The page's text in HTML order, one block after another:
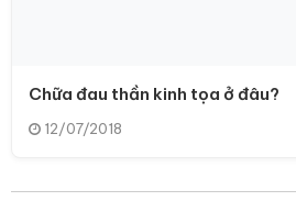
Chữa đau thần kinh tọa ở đâu?
12/07/2018